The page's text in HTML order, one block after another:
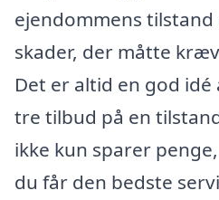
ejendommens
skader, der måtte
Det er altid en god
tre tilbud på en
ikke kun sparer
du får den bedste